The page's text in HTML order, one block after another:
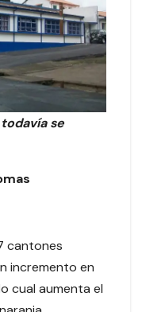
se
cantones
incremento en
cual aumenta el